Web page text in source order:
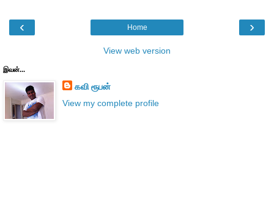
‹ ›
Home
View web version
இவன்...
கவி ரூபன்
View my complete profile